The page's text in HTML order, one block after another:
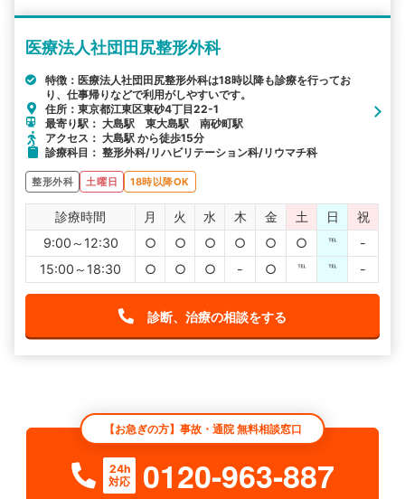
医療法人社団田尻整形外科
特徴：医療法人社団田尻整形外科は18時以降も診療を行ってお
り、仕事帰りなどで利用がしやすいです。
住所：東京都江東区東砂4丁目22-1
最寄り駅： 大島駅 東大島駅 南砂町駅
アクセス： 大島駅 から徒歩15分
診療科目： 整形外科/リハビリテーション科/リウマチ科
整形外科 土曜日 18時以降OK
診療時間 月 火 水 木 金 土 日
祝
9:00～12:30
○ ○ ○ ○ ○ ○ ℡
-
15:00～18:30
○ ○ ○ - ○ ℡ ℡ -
診断、治療の相談をする
【お急ぎの方】事故・通院 無料相談窓口
24h
対応
0120-963-887